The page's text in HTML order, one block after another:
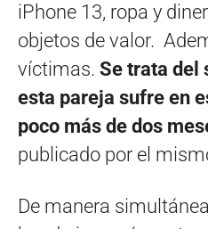
iPhone 13, ropa y
objetos de valor.
víctimas. Se trata del
esta pareja sufre en
poco más de dos
publicado por el
De manera